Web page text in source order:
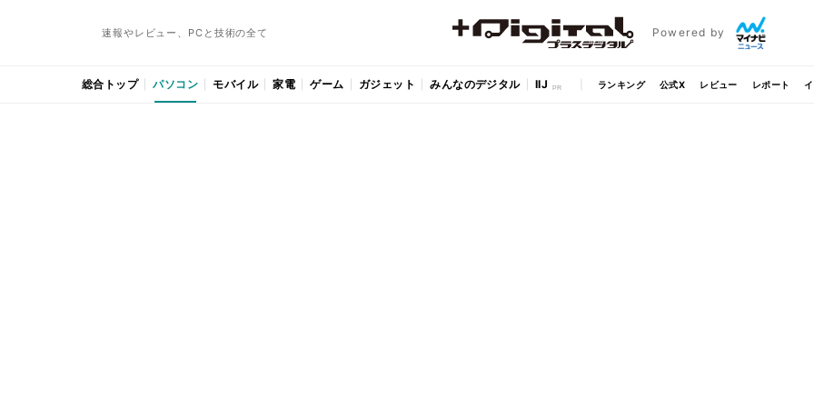
速報やレビュー、PCと技術の全て Powered by
総合トップ パソコン モバイル 家電 ゲーム ガジェット みんなのデジタル IIJ ランキング 公式X レビュー レポート